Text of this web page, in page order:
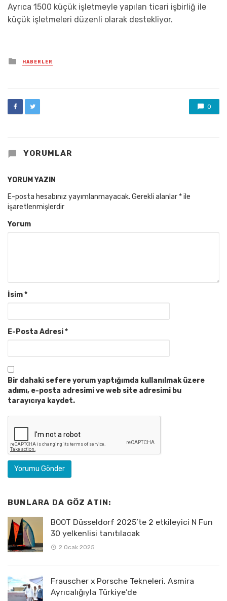
Ayrıca 1500 küçük işletmeyle yapılan ticari işbirliğ ile
küçük işletmeleri düzenli olarak destekliyor.
Posted
in
HABERLER
0
YORUMLAR
YORUM YAZIN
E-posta hesabınız yayımlanmayacak. Gerekli alanlar *ile
işaretlenmişlerdir
Yorum
İsim*
E-Posta Adresi*
Bir dahaki sefere yorum yaptığımda kullanılmak üzere
adımı, e-posta adresimi ve web site adresimi bu
tarayıcıya kaydet.
BUNLARA DA GÖZ ATIN:
BOOT Düsseldorf 2025’te 2 etkileyici N Fun
30 yelkenlisi tanıtılacak
2 Ocak 2025
Frauscher x Porsche Tekneleri, Asmira
Ayrıcalığıyla Türkiye’de